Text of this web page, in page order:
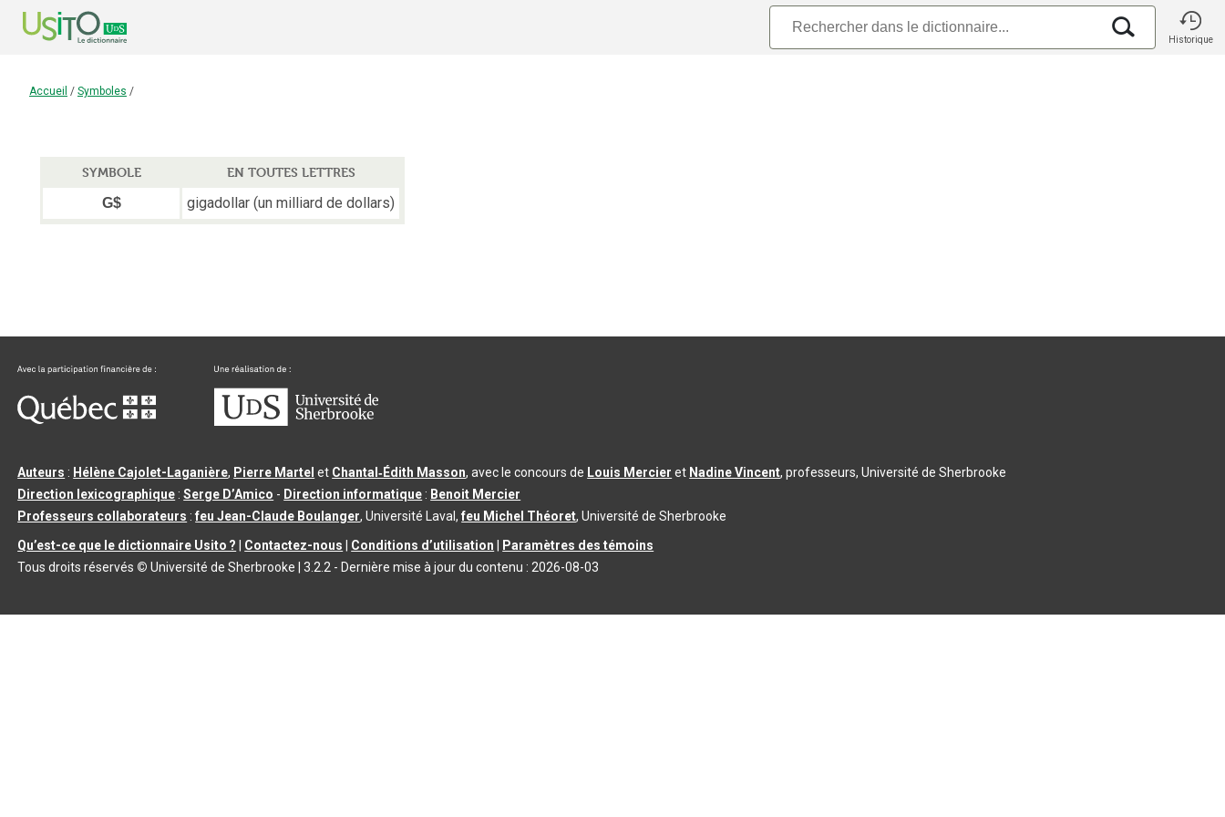
Historique
Accueil / Symboles /
SYMBOLE
EN TOUTES LETTRES
G$
gigadollar (un milliard de dollars)
Auteurs : Hélène Cajolet-Laganière, Pierre Martel et Chantal‑Édith Masson, avec le concours de Louis Mercier et Nadine Vincent, professeurs, Université de Sherbrooke
Direction lexicographique :Serge D’Amico - Direction informatique : Benoit Mercier
Professeurs collaborateurs :feu Jean-Claude Boulanger, Université Laval,feu Michel Théoret, Université de Sherbrooke
Qu’est-ce que le dictionnaire Usito ?
Contactez-nous Conditions d’utilisation
Paramètres des témoins
Tous droits réservés © Université de Sherbrooke |3.2.2 - Dernière mise à jour du contenu : 2026-08-03